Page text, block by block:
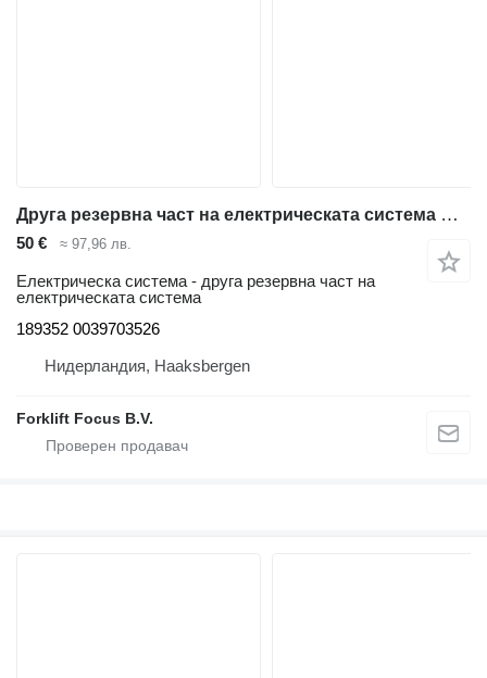
Друга резервна част на електрическата система Contactor with metal sheet 189352 за стакер Linde L14-L16,L14AP-116AP
50 € ≈ 97,96 лв.
Електрическа система - друга резервна част на
електрическата система
189352 0039703526
Нидерландия, Haaksbergen
Forklift Focus B.V.